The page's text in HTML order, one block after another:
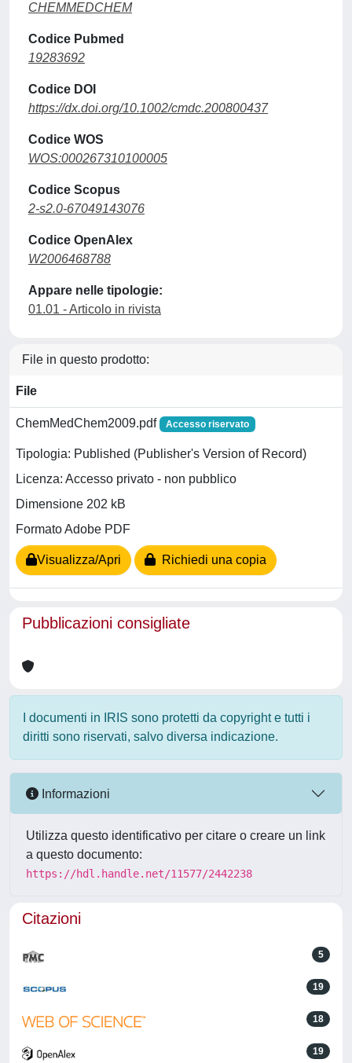
CHEMMEDCHEM
Codice Pubmed
19283692
Codice DOI
https://dx.doi.org/10.1002/cmdc.200800437
Codice WOS
WOS:000267310100005
Codice Scopus
2-s2.0-67049143076
Codice OpenAlex
W2006468788
Appare nelle tipologie:
01.01 - Articolo in rivista
File in questo prodotto:
File
ChemMedChem2009.pdf Accesso riservato
Tipologia: Published (Publisher's Version of Record)
Licenza: Accesso privato - non pubblico
Dimensione 202 kB
Formato Adobe PDF
Visualizza/Apri Richiedi una copia
Pubblicazioni consigliate
I documenti in IRIS sono protetti da copyright e tutti i
diritti sono riservati, salvo diversa indicazione.
Informazioni
Utilizza questo identificativo per citare o creare un link
a questo documento:
https://hdl.handle.net/11577/2442238
Citazioni
5
19
18
19